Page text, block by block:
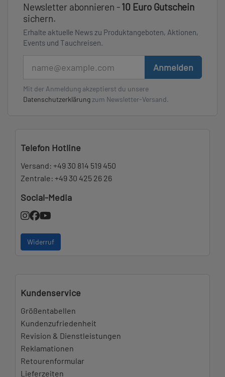
Newsletter abonnieren -10 Euro Gutschein
sichern.
Erhalte aktuelle News zu Produktangeboten, Aktionen,
Events und Tauchreisen.
Anmelden
Mit der Anmeldung akzeptierst du unsere
Datenschutzerklärung zum Newsletter-Versand.
Telefon Hotline
Versand: +49 30 814 519 450
Zentrale: +49 30 425 26 26
Social-Media
Widerruf
Kundenservice
Größentabellen
Kundenzufriedenheit
Revision & Dienstleistungen
Reklamationen
Retourenformular
Lieferzeiten